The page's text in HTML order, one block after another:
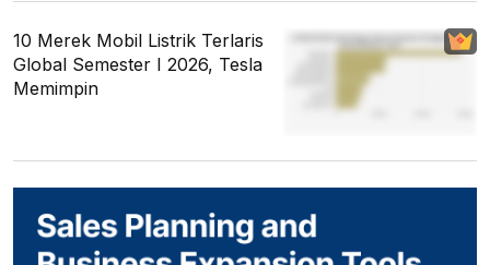
10 Merek Mobil Listrik Terlaris
Global Semester I 2026, Tesla
Memimpin